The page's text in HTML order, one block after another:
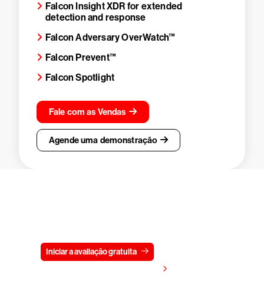
Falcon Insight XDR for extended
detection and response
Falcon Adversary OverWatch™
Falcon Prevent™
Falcon Spotlight
Fale com as Vendas
Agende uma demonstração
Iniciar a avaliação gratuita